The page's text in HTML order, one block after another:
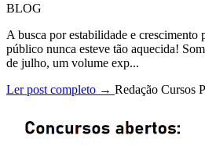
BLOG
A busca por estabilidade e crescimento
público nunca esteve tão aquecida!
de julho, um volume exp...
Ler post completo → Redação Cursos